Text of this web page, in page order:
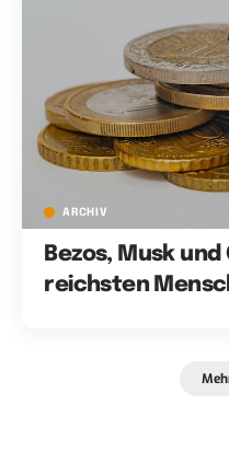
ARCHIV
Bezos, Musk und
reichsten